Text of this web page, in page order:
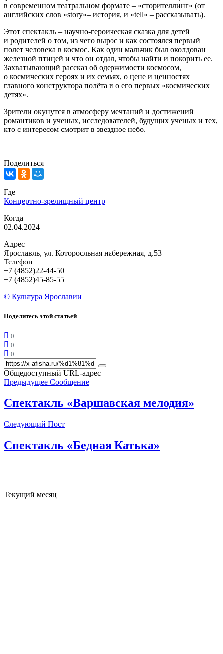
в современном театральном формате – «сторителлинг» (от
английских слов «story»– история, и «tell» – рассказывать).
Этот спектакль – научно-героическая сказка для детей
и родителей о том, из чего вырос и как состоялся первый
полет человека в космос. Как один мальчик был околдован
железной птицей и что он отдал, чтобы найти и покорить ее.
Захватывающий рассказ об одержимости космосом,
о космических героях и их семьях, о цене и ценностях
главного конструктора полёта и о его первых «космических
детях».
Зрители окунутся в атмосферу мечтаний и достижений
романтиков и ученых, исследователей, будущих ученых и тех,
кто с интересом смотрит в звездное небо.
Поделиться
Где
Концертно-зрелищный центр
Когда
02.04.2024
Адрес
Ярославль, ул. Которосльная набережная, д.53
Телефон
+7 (4852)22-44-50
+7 (4852)45-85-55
© Культура Ярославии
Поделитесь этой статьей
0
0
0
Общедоступный URL-адрес
Предыдущее Сообщение
Спектакль «Варшавская мелодия»
Следующий Пост
Спектакль «Бедная Катька»
Текущий месяц